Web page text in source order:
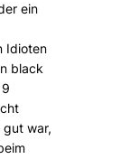
ein
Idioten
black
war,